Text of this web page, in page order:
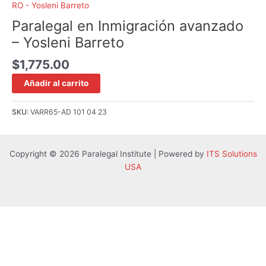
RO - Yosleni Barreto
Paralegal en Inmigración avanzado
– Yosleni Barreto
$1,775.00
Añadir al carrito
SKU: VARR65-AD 101 04 23
Copyright © 2026 Paralegal Institute | Powered by ITS Solutions
USA